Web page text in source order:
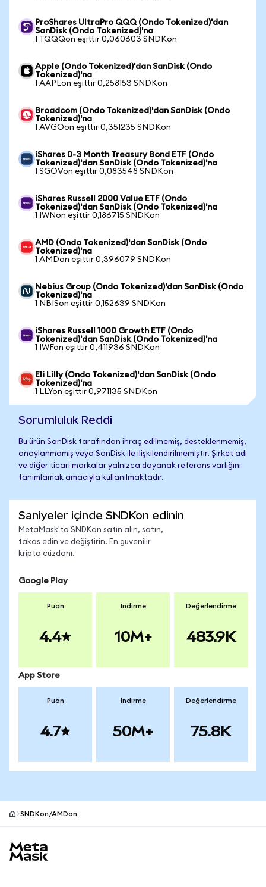
ProShares UltraPro QQQ (Ondo Tokenized)'dan
SanDisk (Ondo Tokenized)'na
1 TQQQon eşittir 0,060603 SNDKon
Apple (Ondo Tokenized)'dan SanDisk (Ondo
Tokenized)'na
1 AAPLon eşittir 0,258153 SNDKon
Broadcom (Ondo Tokenized)'dan SanDisk (Ondo
Tokenized)'na
1 AVGOon eşittir 0,351235 SNDKon
iShares 0-3 Month Treasury Bond ETF (Ondo
Tokenized)'dan SanDisk (Ondo Tokenized)'na
1 SGOVon eşittir 0,083548 SNDKon
iShares Russell 2000 Value ETF (Ondo
Tokenized)'dan SanDisk (Ondo Tokenized)'na
1 IWNon eşittir 0,186715 SNDKon
AMD (Ondo Tokenized)'dan SanDisk (Ondo
Tokenized)'na
1 AMDon eşittir 0,396079 SNDKon
Nebius Group (Ondo Tokenized)'dan SanDisk (Ondo
Tokenized)'na
1 NBISon eşittir 0,152639 SNDKon
iShares Russell 1000 Growth ETF (Ondo
Tokenized)'dan SanDisk (Ondo Tokenized)'na
1 IWFon eşittir 0,411936 SNDKon
Eli Lilly (Ondo Tokenized)'dan SanDisk (Ondo
Tokenized)'na
1 LLYon eşittir 0,971135 SNDKon
Sorumluluk Reddi
Bu ürün SanDisk tarafından ihraç edilmemiş, desteklenmemiş,
onaylanmamış veya SanDisk ile ilişkilendirilmemiştir. Şirket adı
ve diğer ticari markalar yalnızca dayanak referans varlığını
tanımlamak amacıyla kullanılmaktadır.
Saniyeler içinde SNDKon edinin
MetaMask'ta SNDKon satın alın, satın,
takas edin ve değiştirin. En güvenilir
kripto cüzdanı.
Google Play
Puan
4.4
İndirme
10M+
Değerlendirme
483.9K
App Store
Puan
4.7
İndirme
50M+
Değerlendirme
75.8K
SNDKon/AMDon